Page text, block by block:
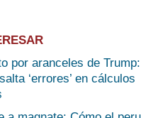
por aranceles de
‘errores’ en cálculos